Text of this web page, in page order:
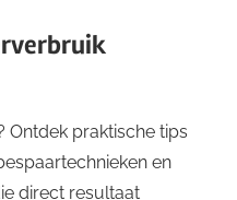
praktische tips
en
direct resultaat